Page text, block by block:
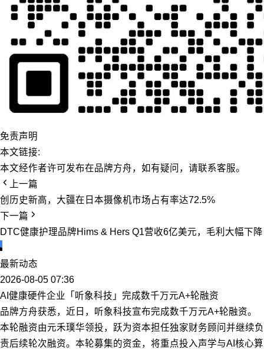
免责声明
本文链接:
本文经作者许可发布在品牌方舟，如有疑问，请联系客服。
上一篇
创历史新高，大疆在日本摄像机市场占有率达72.5%
下一篇
DTC健康护理品牌Hims & Hers Q1营收6亿美元，毛利大幅下降
最新动态
2026-08-05 07:36
AI健康硬件企业「听象科技」完成数千万元A+轮融资
品牌方舟获悉，近日，听象科技宣布完成数千万元A+轮融资。
本轮融资由元禾璞华领投，跃为资本担任独家财务顾问并继续负
责后续轮次融资。本轮募集的资金，将重点投入声学与AI核心算